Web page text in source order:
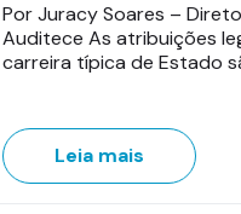
Por Juracy Soares –
Auditece As atribuições
carreira típica de Estado
Leia mais